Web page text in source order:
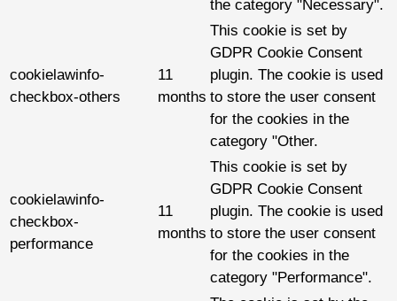
the category "Necessary".
cookielawinfo-
checkbox-others
11
months
This cookie is set by
GDPR Cookie Consent
plugin. The cookie is used
to store the user consent
for the cookies in the
category "Other.
cookielawinfo-
checkbox-
performance
11
months
This cookie is set by
GDPR Cookie Consent
plugin. The cookie is used
to store the user consent
for the cookies in the
category "Performance".